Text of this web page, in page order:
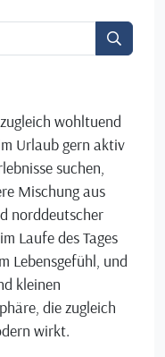
wohltuend
Urlaub gern aktiv
suchen,
Mischung aus
norddeutscher
Laufe des Tages
Lebensgefühl, und
kleinen
die zugleich
wirkt.